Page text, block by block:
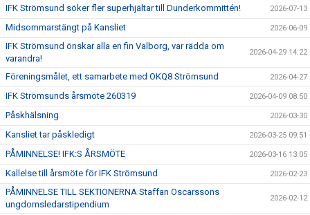
IFK Strömsund söker fler superhjältar till Dunderkommittén! 2026-07-13
Midsommarstängt på Kansliet 2026-06-09
IFK Strömsund önskar alla en fin Valborg, var rädda om
varandra!
2026-04-29 14:22
Föreningsmålet, ett samarbete med OKQ8 Strömsund 2026-04-27
IFK Strömsunds årsmöte 260319 2026-04-09 08:50
Påskhälsning 2026-03-30
Kansliet tar påskledigt 2026-03-25 09:51
PÅMINNELSE! IFK:S ÅRSMÖTE 2026-03-16 13:05
Kallelse till årsmöte för IFK Strömsund 2026-02-23
PÅMINNELSE TILL SEKTIONERNA Staffan Oscarssons
ungdomsledarstipendium
2026-02-12